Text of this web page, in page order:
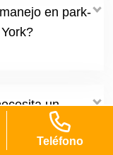
Teléfono
en park-
un
Manhattan